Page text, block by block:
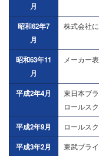
月
昭和62年7
月
株式会社
昭和63年11
月
メーカー
平成2年4月
東日本ブ
ロールス
平成2年9月 ロールス
平成3年2月 東武ブラ